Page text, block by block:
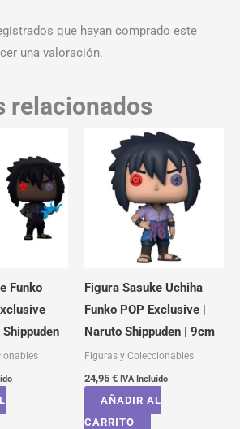
que hayan comprado este
una valoración.
relacionados
Funko
Figura Sasuke Uchiha
Funko POP Exclusive |
Naruto Shippuden | 9cm
Figuras y Coleccionables
24,95 € IVA Incluído
AÑADIR AL
CARRITO